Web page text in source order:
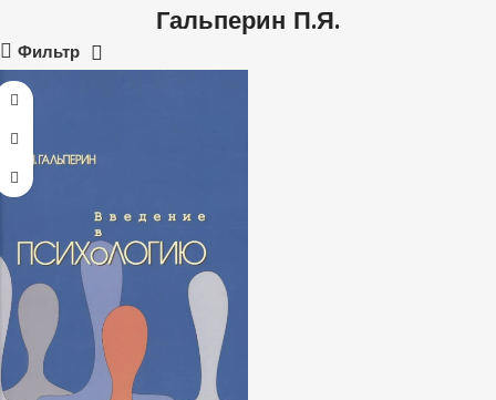
Гальперин П.Я.
Фильтр